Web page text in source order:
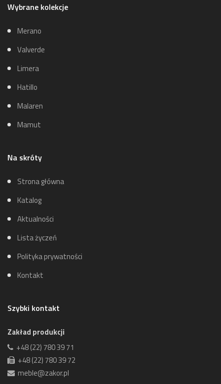
Wybrane kolekcje
Merano
Valverde
Limera
Hatillo
Malaren
Mamut
Na skróty
Strona główna
Katalog
Aktualności
Lista życzeń
Polityka prywatności
Kontakt
Szybki kontakt
Zakład produkcji
+48 (22) 780 39 71
+48 (22) 780 39 72
meble@zakor.pl